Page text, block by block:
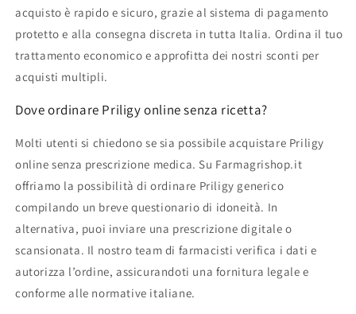
acquisto è rapido e sicuro, grazie al sistema di pagamento
protetto e alla consegna discreta in tutta Italia. Ordina il tuo
trattamento economico e approfitta dei nostri sconti per
acquisti multipli.
Dove ordinare Priligy online senza ricetta?
Molti utenti si chiedono se sia possibile acquistare Priligy
online senza prescrizione medica. Su Farmagrishop.it
offriamo la possibilità di ordinare Priligy generico
compilando un breve questionario di idoneità. In
alternativa, puoi inviare una prescrizione digitale o
scansionata. Il nostro team di farmacisti verifica i dati e
autorizza l’ordine, assicurandoti una fornitura legale e
conforme alle normative italiane.